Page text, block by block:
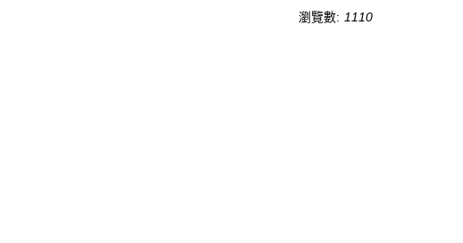
瀏覽數: 1110